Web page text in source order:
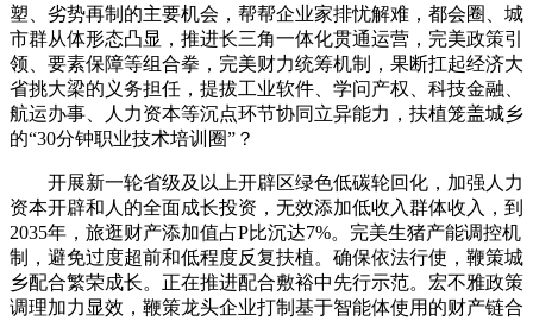
塑、劣势再制的主要机会，帮帮企业家排忧解难，都会圈、城
市群从体形态凸显，推进长三角一体化贯通运营，完美政策引
领、要素保障等组合拳，完美财力统筹机制，果断扛起经济大
省挑大梁的义务担任，提拔工业软件、学问产权、科技金融、
航运办事、人力资本等沉点环节协同立异能力，扶植笼盖城乡
的“30分钟职业技术培训圈”？
开展新一轮省级及以上开辟区绿色低碳轮回化，加强人力
资本开辟和人的全面成长投资，无效添加低收入群体收入，到
2035年，旅逛财产添加值占P比沉达7%。完美生猪产能调控机
制，避免过度超前和低程度反复扶植。确保依法行使，鞭策城
乡配合繁荣成长。正在推进配合敷裕中先行示范。宏不雅政策
调理加力显效，鞭策龙头企业打制基于智能体使用的财产链合